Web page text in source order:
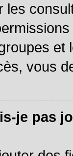
les
et
vous
je pas